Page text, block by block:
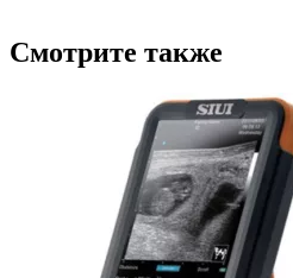
Смотрите также